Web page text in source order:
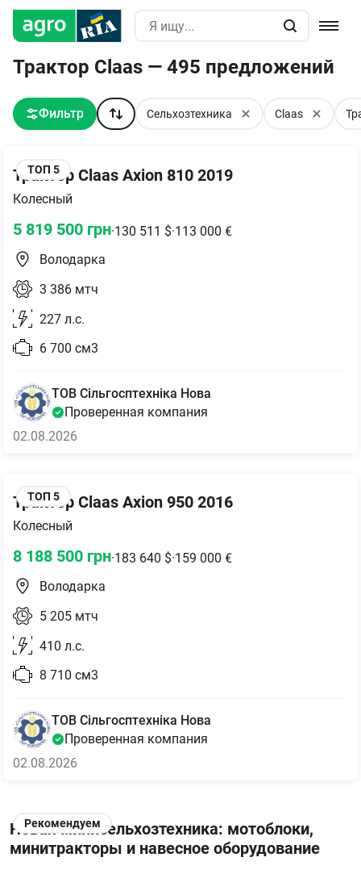
Трактор Claas — 495 предложений
Фильтр Сельхозтехника Claas
ТОП 5
Трактор Claas Axion 810 2019
Колесный
5 819 500 грн·130 511 $·113 000 €
Володарка
3 386 мтч
227 л.с.
6 700 см3
ТОВ Сільгосптехніка Нова
Проверенная компания
02.08.2026
ТОП 5
Трактор Claas Axion 950 2016
Колесный
8 188 500 грн·183 640 $·159 000 €
Володарка
5 205 мтч
410 л.с.
8 710 см3
ТОВ Сільгосптехніка Нова
Проверенная компания
02.08.2026
Рекомендуем
Новая минисельхозтехника: мотоблоки,
минитракторы и навесное оборудование